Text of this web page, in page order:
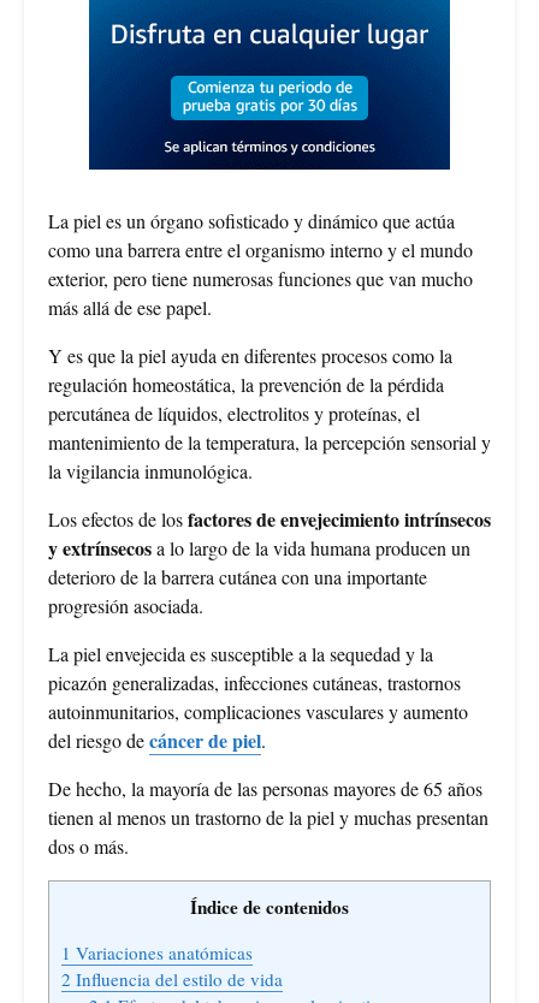
La piel es un órgano sofisticado y dinámico que actúa
como una barrera entre el organismo interno y el mundo
exterior, pero tiene numerosas funciones que van mucho
más allá de ese papel.
Y es que la piel ayuda en diferentes procesos como la
regulación homeostática, la prevención de la pérdida
percutánea de líquidos, electrolitos y proteínas, el
mantenimiento de la temperatura, la percepción sensorial y
la vigilancia inmunológica.
Los efectos de losfactores de envejecimiento intrínsecos
y extrínsecosa lo largo de la vida humana producen un
deterioro de la barrera cutánea con una importante
progresión asociada.
La piel envejecida es susceptible a la sequedad y la
picazón generalizadas, infecciones cutáneas, trastornos
autoinmunitarios, complicaciones vasculares y aumento
del riesgo decáncer de piel.
De hecho, la mayoría de las personas mayores de 65 años
tienen al menos un trastorno de la piel y muchas presentan
dos o más.
Índice de contenidos
1 Variaciones anatómicas
2 Influencia del estilo de vida